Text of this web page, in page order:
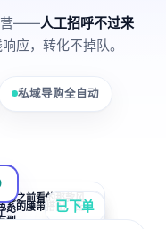
营——人工招呼不过来
应，转化不掉队。
私域导购全自动
您之前看的那款风
～
系的腰带搭配，配
型
已下单